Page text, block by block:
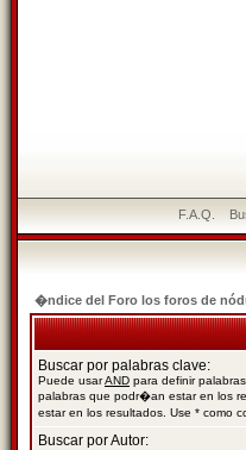
F.A.Q.
�ndice del Foro los foros de
Buscar por palabras clave:
Puede usarAND para definir
palabras que podr�an estar en los
estar en los resultados. Use * como
Buscar por Autor: